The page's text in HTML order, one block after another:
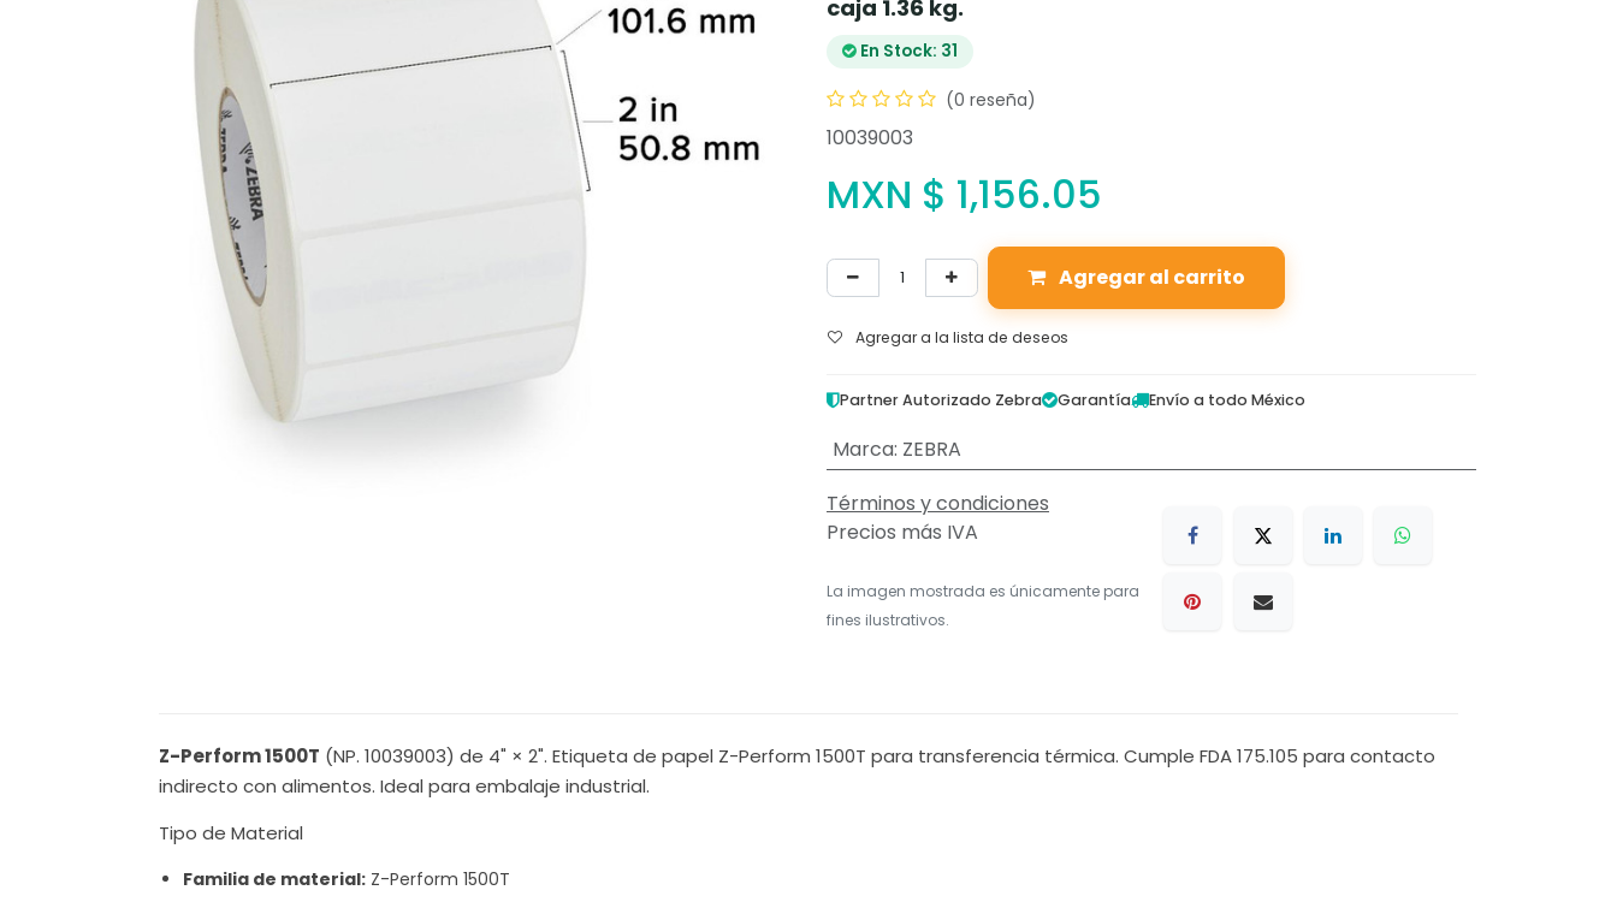
caja 1.36 kg.
En Stock: 31
(0 reseña)
10039003
MXN $ 1,156.05
Agregar al carrito
Agregar a la lista de deseos
Partner Autorizado Zebra Garantía Envío a todo México
Marca: ZEBRA
Términos y condiciones
Precios más IVA
La imagen mostrada es únicamente para
fines ilustrativos.
Z-Perform 1500T (NP. 10039003) de 4" × 2". Etiqueta de papel Z-Perform 1500T para transferencia térmica. Cumple FDA 175.105 para contacto
indirecto con alimentos. Ideal para embalaje industrial.
Tipo de Material
Familia de material: Z-Perform 1500T